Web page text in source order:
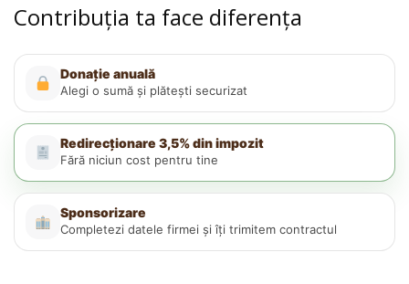
Contribuția ta face diferența
Donație anuală
Alegi o sumă și plătești securizat
Redirecționare 3,5% din impozit
Fără niciun cost pentru tine
Sponsorizare
Completezi datele firmei și îți trimitem contractul